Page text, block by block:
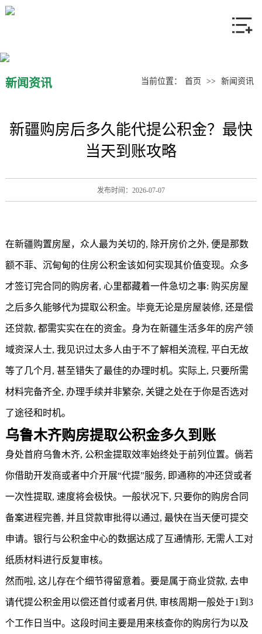
产品中心
新闻资讯 当前位置： 首页 >> 新闻资讯
新疆购房后多久能代提公积金？最快
当天到账攻略
发布时间：2026-07-07
在新疆购置房屋，众人最为关切的, 除开房价之外, 便是那数
额不菲、沉甸甸的住房公积金该如何实现其价值变现。众多
才签订完合同的购房者, 心里都藏着一件急切之事: 购买房屋
之后多久能够代为提取公积金。毕竟无论是房屋装修, 还是偿
还贷款, 都需实实在在的资金。身为在新疆生活多年的房产领
域资深人士, 我见识过太多人由于不了解相关流程, 平白无故
等了几个月, 甚至错失了最佳的办理时机。实际上, 只要所需
材料完备齐全, 办理手续并非繁杂, 关键之处在于你是否选对
了途径和时机。
乌鲁木齐购房提取公积金多久到账
身处首府乌鲁木齐, 公积金提取效率始终处于前列位置。倘若
你借助开发商或者中介开展“代提”服务, 即通称的冲还贷或者
一次性提取, 速度将会极快。一般状况下, 只要你的购房合同
备案进程完善, 并且贷款审批得以通过, 最快在当天便可提交
申请。银行与公积金中心的数据达成了互通情形, 无需人工对
纸质材料进行反复审核。
然而啦, 这儿存在个细节得留意着。要是属于商业贷款, 去申
请代提公积金用以偿还首付或者月供, 审核周期一般处于1到3
个工作日当中。这段时间主要是用来核查你的购房行为以及